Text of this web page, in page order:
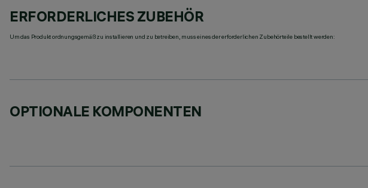
ERFORDERLICHES ZUBEHÖR
Um das Produkt ordnungsgemäß zu installieren und zu betreiben, muss eines der erforderlichen Zubehörteile bestellt werden:
OPTIONALE KOMPONENTEN